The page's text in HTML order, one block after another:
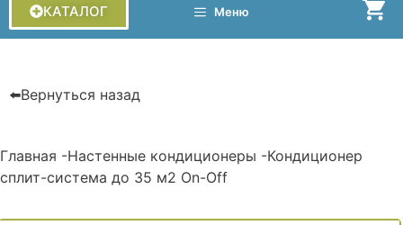
КАТАЛОГ Меню
⬅️Вернуться назад
Главная -Настенные кондиционеры -Кондиционер
сплит-система до 35 м2 On-Off